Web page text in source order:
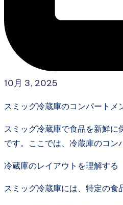
10月 3, 2025
スミッグ冷蔵庫のコンパートメ
スミッグ冷蔵庫で食品を新鮮
です。ここでは、冷蔵庫のコン
冷蔵庫のレイアウトを理解する
スミッグ冷蔵庫には、特定の食